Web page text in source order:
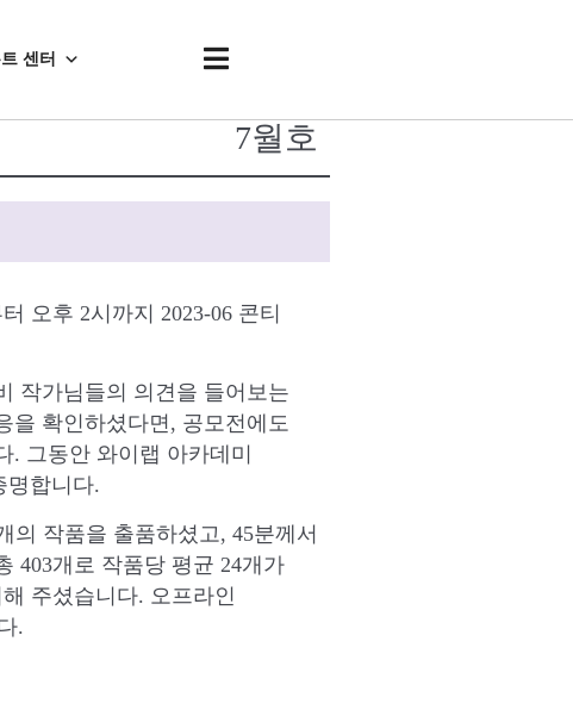
센터
7월호
오후 2시까지 2023-06 콘티
작가님들의 의견을 들어보는
을 확인하셨다면, 공모전에도
그동안 와이랩 아카데미
명합니다.
의 작품을 출품하셨고, 45분께서
403개로 작품당 평균 24개가
주셨습니다. 오프라인
.